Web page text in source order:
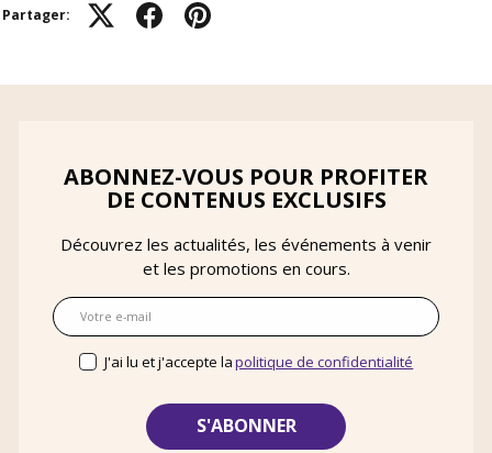
Partager:
ABONNEZ-VOUS POUR PROFITER
DE CONTENUS EXCLUSIFS
Découvrez les actualités, les événements à venir
et les promotions en cours.
E-mail
J'ai lu et j'accepte lapolitique de confidentialité